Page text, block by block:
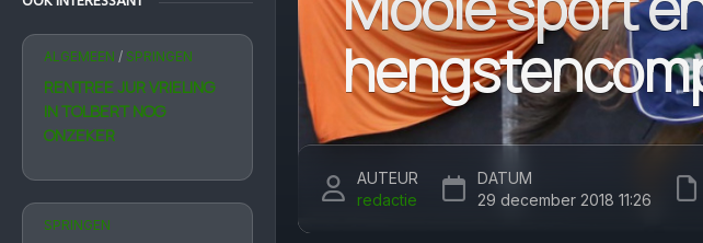
ALGEMEEN / SPRINGEN
RENTREE JUR VRIELING
IN TOLBERT NOG
ONZEKER
SPRINGEN
AUTEUR
redactie
DATUM
29 december 2018 11:26